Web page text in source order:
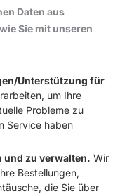
Daten aus
Sie mit unseren
Unterstützung für
um Ihre
Probleme zu
Service haben
und zu verwalten. Wir
Bestellungen,
die Sie über